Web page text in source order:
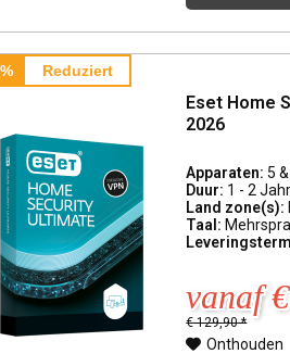
Reduziert
Eset Home
2026
Apparaten: 5
Duur: 1 - 2
Land zone(s):
Taal:
vanaf
€ 129,90 *
Onthouden